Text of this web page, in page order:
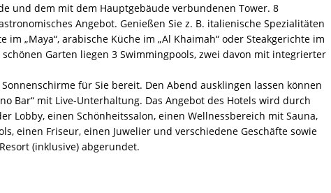
und dem mit dem Hauptgebäude verbundenen Tower. 8
Angebot. Genießen Sie z. B. italienische Spezialitäten
im „Maya“, arabische Küche im „Al Khaimah“ oder Steakgerichte im
schönen Garten liegen 3 Swimmingpools, zwei davon mit integrierter
für Sie bereit. Den Abend ausklingen lassen können
Bar“ mit Live-Unterhaltung. Das Angebot des Hotels wird durch
Lobby, einen Schönheitssalon, einen Wellnessbereich mit Sauna,
einen Friseur, einen Juwelier und verschiedene Geschäfte sowie
(inklusive) abgerundet.